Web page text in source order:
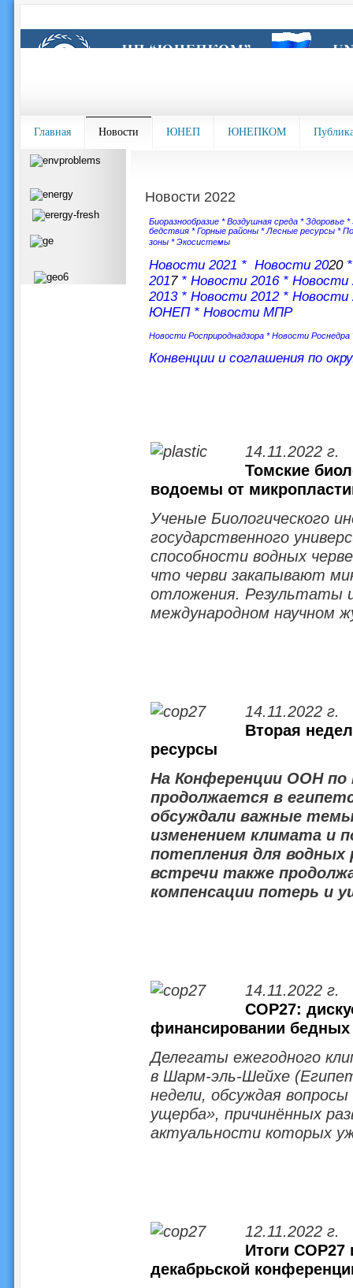
Главная Новости ЮНЕП ЮНЕПКОМ
Новости 2022
Биоразнообразие *Воздушная среда *Здоровье *
бедствия *Горные районы *Лесные ресурсы *
зоны *Экосистемы
Новости 2021 * Новости 2020
2017* Новости 2016* Новости
2013 * Новости 2012* Новости
ЮНЕП* Новости МПР
Новости Росприроднадзора*Новости Роснедра
Конвенции и соглашения по
14.11.2022 г.
Томские
водоемы от
Ученые Биологического
государственного
способности водных
что черви закапывают
отложения. Результаты
международном научном
14.11.2022 г.
Вторая
ресурсы
На Конференции ООН
продолжается в
обсуждали важные
изменением климата и
потепления для водных
встречи также
компенсации потерь и
14.11.2022 г.
COP27:
финансировании
Делегаты ежегодного
в Шарм-эль-Шейхе
недели, обсуждая
ущерба», причинённых
актуальности которых
12.11.2022 г.
Итоги
декабрьской